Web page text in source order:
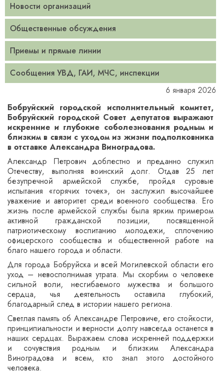
Новости организаций
Общественные обсуждения
Приемы и прямые линии
Сообщения УВД, ГАИ, МЧС, инспекции
6 января 2026
Бобруйский городской исполнительный комитет,
Бобруйский городской Совет депутатов выражают
искренние и глубокие соболезнования родным и
близким в связи с уходом из жизни подполковника
в отставке Александра Виноградова.
Александр Петрович доблестно и преданно служил
Отечеству, выполняя воинский долг. Отдав 25 лет
безупречной армейской службе, пройдя суровые
испытания «горячих точек», он заслужил высочайшее
уважение и авторитет среди военного сообщества. Его
жизнь после армейской службы была ярким примером
активной гражданской позиции, посвященной
патриотическому воспитанию молодежи, сплочению
офицерского сообщества и общественной работе на
благо нашего города и области.
Для города Бобруйска и всей Могилевской области его
уход – невосполнимая утрата. Мы скорбим о человеке
сильной воли, несгибаемого мужества и большого
сердца, чья деятельность оставила глубокий,
благодарный след в истории нашего региона.
Светлая память об Александре Петровиче, его стойкости,
принципиальности и верности долгу навсегда останется в
наших сердцах. Выражаем слова искренней поддержки
и сочувствия родным и близким Александра
Виноградова и всем, кто знал этого достойного
человека.